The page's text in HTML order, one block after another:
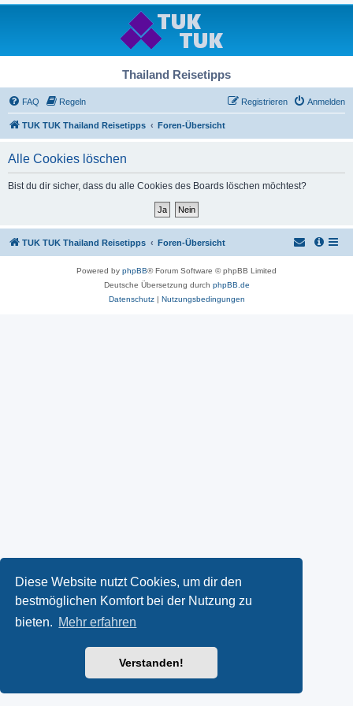
Diese Website nutzt Cookies, um dir den
bestmöglichen Komfort bei der Nutzung zu
bieten. Mehr erfahren
Verstanden!
Thailand Reisetipps
FAQ Regeln Anmelden
Registrieren
TUK TUK Thailand Reisetipps Foren-Übersicht
Alle Cookies löschen
Bist du dir sicher, dass du alle Cookies des Boards löschen möchtest?
TUK TUK Thailand Reisetipps Foren-Übersicht
Powered by phpBB® Forum Software © phpBB Limited
Deutsche Übersetzung durch phpBB.de
Datenschutz| Nutzungsbedingungen